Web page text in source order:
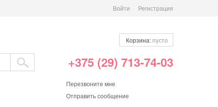
Войти Регистрация
Корзина: пусто
+375 (29) 713-74-03
Перезвоните мне
Отправить сообщение